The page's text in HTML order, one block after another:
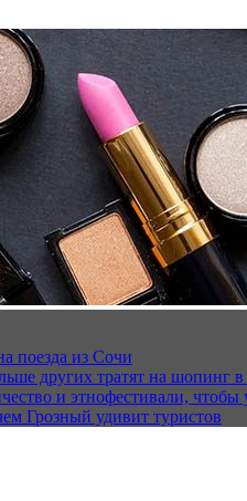
поезда из Сочи
других тратят на шопинг
и этнофестивали, чтобы
Грозный удивит туристов